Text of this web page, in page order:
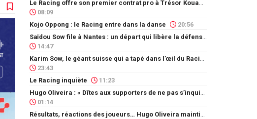
08:09
Kojo Oppong : le Racing entre dans la danse
20:56
14:47
23:43
Le Racing inquiète
11:23
01:14